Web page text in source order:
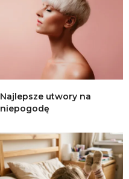
Najlepsze utwory na
niepogodę